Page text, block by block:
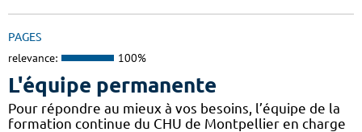
PAGES
relevance: 100%
L'équipe permanente
Pour répondre au mieux à vos besoins, l’équipe de la
formation continue du CHU de Montpellier en charge